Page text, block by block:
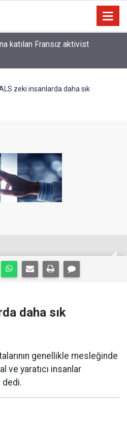
katılan Fransız aktivist
zeki insanlarda daha sık
daha sık
genellikle mesleğinde
ve yaratıcı insanlar
dedi.